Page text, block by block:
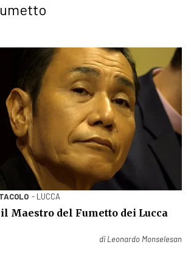
- LUCCA
Maestro del Fumetto dei Lucca
di Leonardo Monselesan